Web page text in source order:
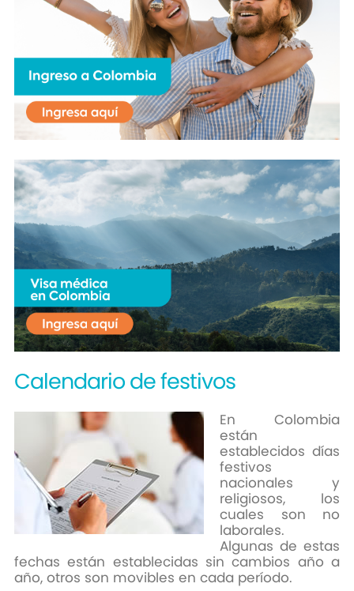
Calendariode festivos
En Colombia
están
establecidos días
festivos
nacionales y
religiosos, los
cuales son no
laborales.
Algunas de estas
fechas están establecidas sin cambios año a
año, otros son movibles en cada período.